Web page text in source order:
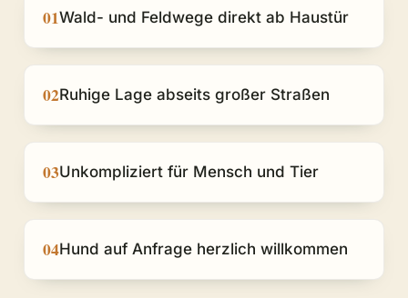
01Wald- und Feldwege direkt ab Haustür
02Ruhige Lage abseits großer Straßen
03Unkompliziert für Mensch und Tier
04Hund auf Anfrage herzlich willkommen